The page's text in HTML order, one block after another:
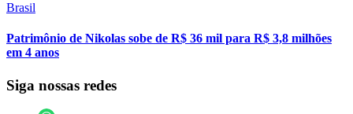
Brasil
Patrimônio de Nikolas sobe de R$ 36 mil para R$ 3,8 milhões
em 4 anos
Siga nossas redes